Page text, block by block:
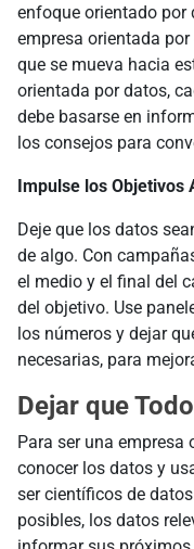
enfoque orientado
empresa orientada
que se mueva hacia
orientada por datos,
debe basarse en
los consejos para
Impulse los Objetivos
Deje que los datos
de algo. Con
el medio y el final del
del objetivo. Use
los números y dejar
necesarias, para
Dejar que
Para ser una empresa
conocer los datos y
ser científicos de
posibles, los datos